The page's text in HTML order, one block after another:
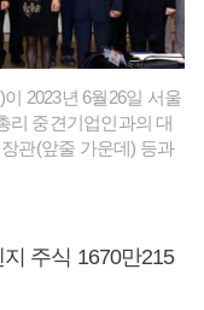
2023년 6월26일 서울
리 중견기업인과의 대
관(앞줄 가운데) 등과
주식 1670만215